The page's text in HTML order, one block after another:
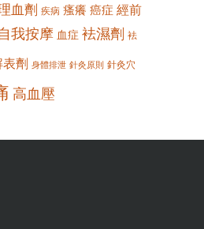
血劑 疾病 瘙癢 癌症 經前
我按摩 血症 袪濕劑 袪
劑 身體排泄 針灸原則 針灸穴
高血壓